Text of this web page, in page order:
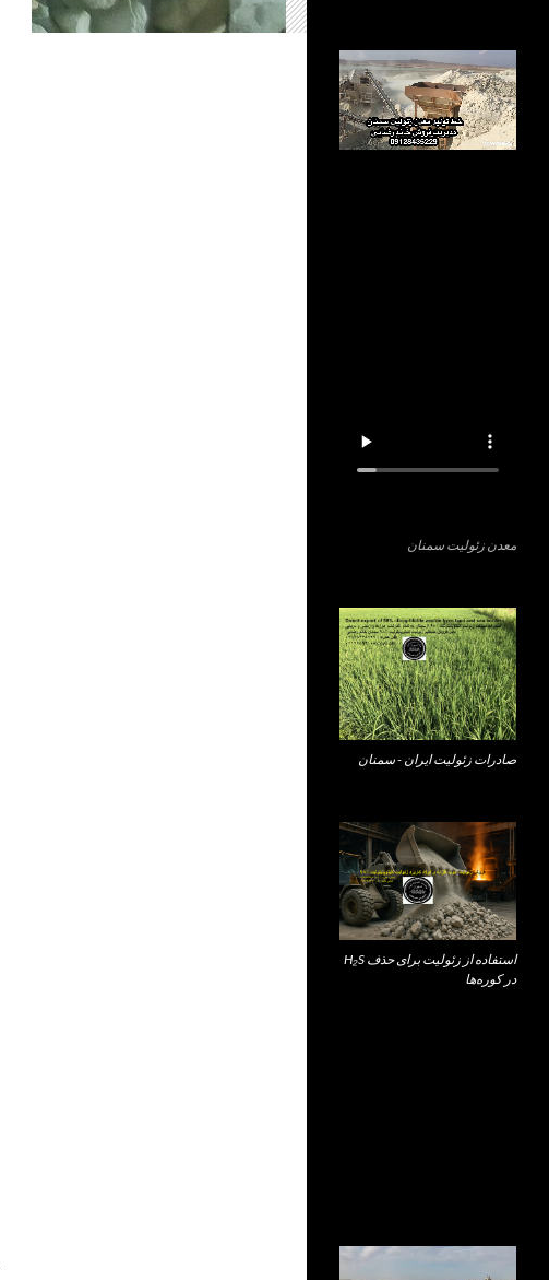
معدن زئولیت سمنان
صادرات زئولیت ایران - سمنان
استفاده از زئولیت برای حذف H₂S
در کوره‌ها